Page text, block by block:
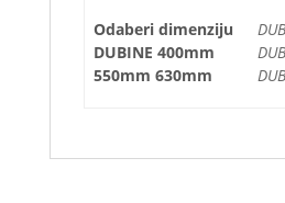
Odaberi dimenziju
DUBINE 400mm
550mm 630mm